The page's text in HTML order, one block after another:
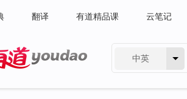
翻译 有道精品课 云笔记
中英